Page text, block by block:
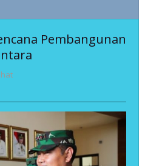
Pembangunan